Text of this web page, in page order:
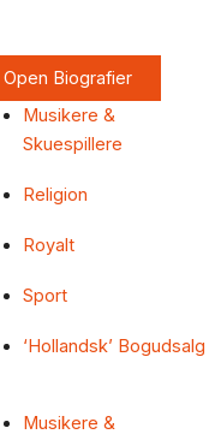
Open Biografier
Musikere &
Skuespillere
Religion
Royalt
Sport
‘Hollandsk’ Bogudsalg
Musikere &